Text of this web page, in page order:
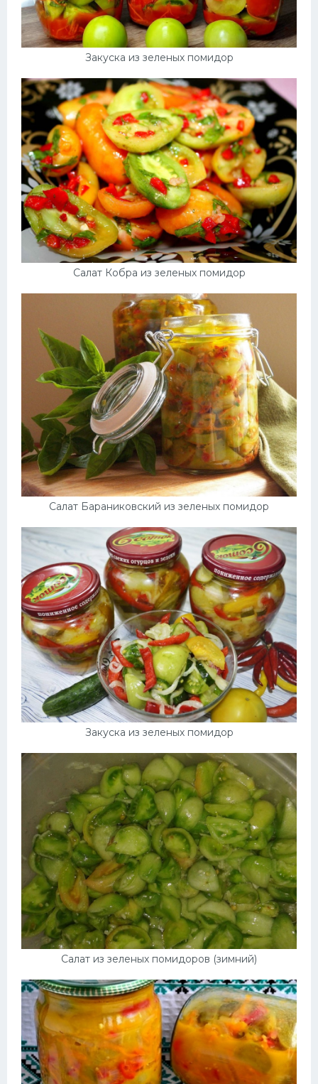
Закуска из зеленых помидор
Салат Кобра из зеленых помидор
Салат Бараниковский из зеленых помидор
Закуска из зеленых помидор
Салат из зеленых помидоров (зимний)